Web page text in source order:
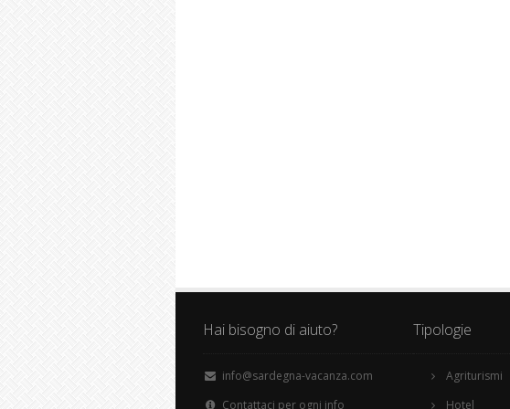
Hai bisogno di aiuto?
info@sardegna-vacanza.com
Contattaci per ogni info
Tipologie
Agriturismi
Hotel